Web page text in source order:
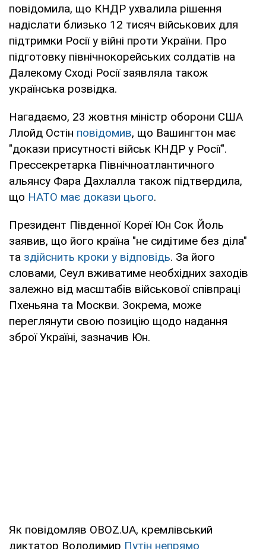
повідомила, що КНДР ухвалила рішення
надіслати близько 12 тисяч військових для
підтримки Росії у війні проти України. Про
підготовку північнокорейських солдатів на
Далекому Сході Росії заявляла також
українська розвідка.
Нагадаємо, 23 жовтня міністр оборони США
Ллойд Остін повідомив, що Вашингтон має
"докази присутності військ КНДР у Росії".
Прессекретарка Північноатлантичного
альянсу Фара Дахлалла також підтвердила,
що НАТО має докази цього.
Президент Південної Кореї Юн Сок Йоль
заявив, що його країна "не сидітиме без діла"
та здійснить кроки у відповідь. За його
словами, Сеул вживатиме необхідних заходів
залежно від масштабів військової співпраці
Пхеньяна та Москви. Зокрема, може
переглянути свою позицію щодо надання
зброї Україні, зазначив Юн.
Як повідомляв OBOZ.UA, кремлівський
диктатор Володимир Путін непрямо